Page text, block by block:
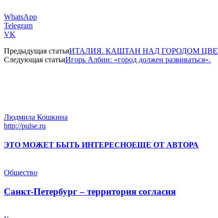
WhatsApp
Telegram
VK
Предыдущая статьяИТАЛИЯ. КАШТАН НАД ГОРОДОМ
Следующая статьяИгорь Албин: «город должен развиваться».
Людмила Кошкина
http://pulse.ru
ЭТО МОЖЕТ БЫТЬ ИНТЕРЕСНОЕЩЕ ОТ АВТОРА
Общество
Санкт-Петербург – территория согласия